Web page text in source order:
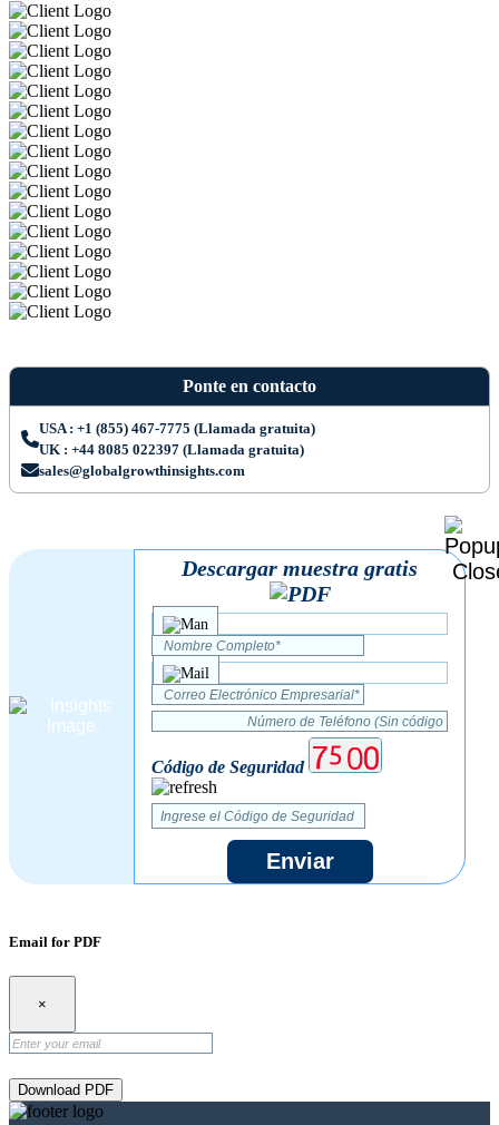
Ponte en contacto
USA : +1 (855) 467-7775 (Llamada gratuita)
UK : +44 8085 022397 (Llamada gratuita)
sales@globalgrowthinsights.com
Descargar muestra gratis
Código de Seguridad
Enviar
Email for PDF
×
Download PDF